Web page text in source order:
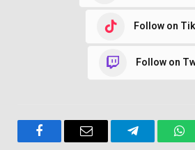
Follow on
Follow on
FacebookEmail Telegram